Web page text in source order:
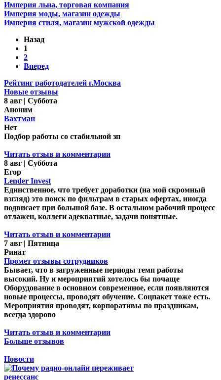
Империя льна, торговая компания
Империя моды, магазин одежды
Империя стиля, магазин мужской одежды
Назад
1
2
Вперед
Рейтинг работодателей г.Москва
Новые отзывы
8 авг | Суббота
Аноним
Вахтман
Нет
Подбор работы со стабильной зп
Читать отзыв и комментарии
8 авг | Суббота
Егор
Lender Invest
Единственное, что требует доработки (на мой скромный
взгляд) это поиск по фильтрам в старых офертах, иногда
подвисает при большой базе. В остальном рабочий процесс
отлажен, коллеги адекватные, задачи понятные.
Читать отзыв и комментарии
7 авг | Пятница
Ринат
Промет отзывы сотрудников
Бывает, что в загруженные периоды темп работы
высокий. Ну и мероприятий хотелось бы почаще
Оборудование в основном современное, если появляются
новые процессы, проводят обучение. Соцпакет тоже есть.
Мероприятия проводят, корпоративы по праздникам,
всегда здорово
Читать отзыв и комментарии
Больше отзывов
Новости